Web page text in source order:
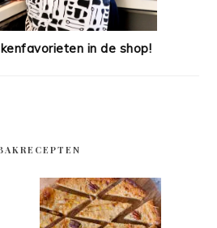
in de shop!